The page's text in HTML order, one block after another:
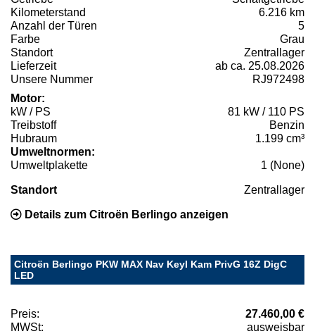
Kilometerstand
6.216 km
Anzahl der Türen
5
Farbe
Grau
Standort
Zentrallager
Lieferzeit
ab ca. 25.08.2026
Unsere Nummer
RJ972498
Motor:
kW / PS
81 kW / 110 PS
Treibstoff
Benzin
Hubraum
1.199 cm³
Umweltnormen:
Umweltplakette
1 (None)
Standort Zentrallager
Details zum Citroën Berlingo anzeigen
Citroën Berlingo PKW MAX Nav Keyl Kam PrivG 16Z DigC
LED
Preis:
27.460,00 €
MWSt:
ausweisbar